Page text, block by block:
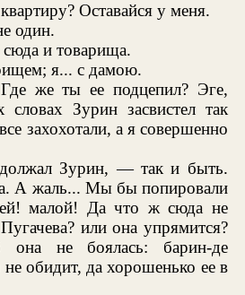
Оставайся у меня.
один.
и товарища.
я... с дамою.
же ты ее подцепил? Эге,
Зурин засвистел так
захохотали, а я совершенно
Зурин, — так и быть.
А жаль... Мы бы попировали
малой! Да что ж сюда не
или она упрямится?
она не боялась: барин-де
обидит, да хорошенько ее в